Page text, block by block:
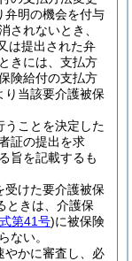
弁明の機会を付与
されないとき、
は提出された弁
きには、支払方
険給付の支払方
り当該要介護被保
うことを決定した
証の提出を求
旨を記載するも
受けた要介護被保
ときは、介護保
第41号)に被保険
ない。
やかに審査し、必